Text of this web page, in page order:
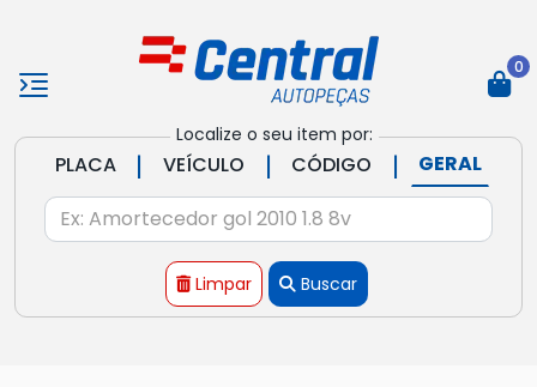
Localize o seu item por:
PLACA | VEÍCULO | CÓDIGO | GERAL
Limpar Buscar
0